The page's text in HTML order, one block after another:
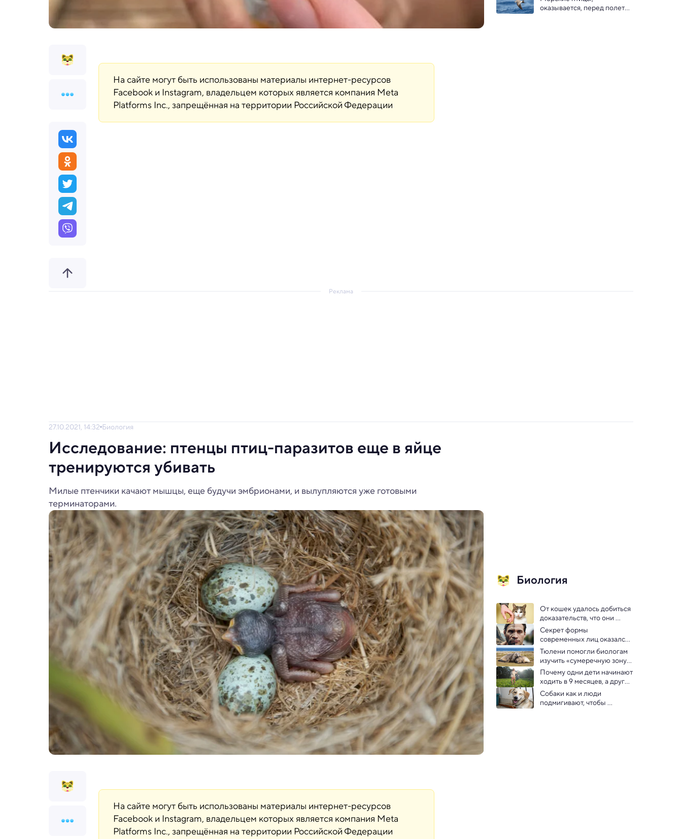
На сайте могут быть использованы материалы интернет-ресурсов
Facebook и Instagram, владельцем которых является компания Meta
Platforms Inc., запрещённая на территории Российской Федерации
оказывается, перед полетом
Реклама
27.10.2021, 14:32 Биология
Исследование: птенцы птиц-паразитов еще в яйце
тренируются убивать
Милые птенчики качают мышцы, еще будучи эмбрионами, и вылупляются уже готовыми
терминаторами.
На сайте могут быть использованы материалы интернет-ресурсов
Facebook и Instagram, владельцем которых является компания Meta
Platforms Inc., запрещённая на территории Российской Федерации
Биология
От кошек удалось добиться
доказательств, что они
знают запах хозяина
Секрет формы
современных лиц оказался
скрыт в ДНК
неандертальцев
Тюлени помогли биологам
изучить «сумеречную зону»
Тихого океана
Почему одни дети начинают
ходить в 9 месяцев, а другие
в 18 — выяснили генетики
Собаки как и люди
подмигивают, чтобы